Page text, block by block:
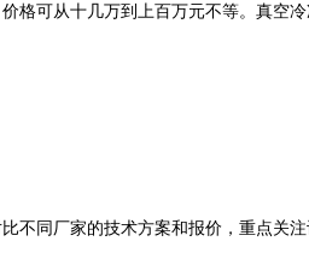
格可从十几万到上百万元不等。真空
不同厂家的技术方案和报价，重点关